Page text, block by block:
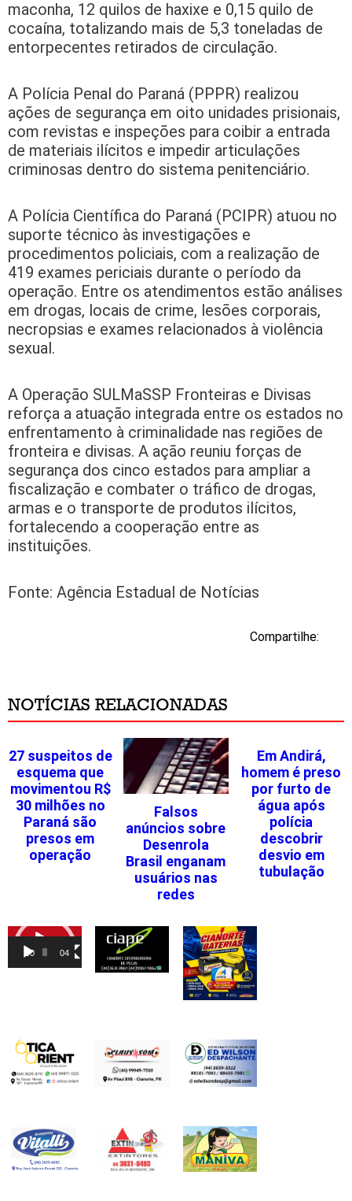
maconha, 12 quilos de haxixe e 0,15 quilo de
cocaína, totalizando mais de 5,3 toneladas de
entorpecentes retirados de circulação.
A Polícia Penal do Paraná (PPPR) realizou
ações de segurança em oito unidades prisionais,
com revistas e inspeções para coibir a entrada
de materiais ilícitos e impedir articulações
criminosas dentro do sistema penitenciário.
A Polícia Científica do Paraná (PCIPR) atuou no
suporte técnico às investigações e
procedimentos policiais, com a realização de
419 exames periciais durante o período da
operação. Entre os atendimentos estão análises
em drogas, locais de crime, lesões corporais,
necropsias e exames relacionados à violência
sexual.
A Operação SULMaSSP Fronteiras e Divisas
reforça a atuação integrada entre os estados no
enfrentamento à criminalidade nas regiões de
fronteira e divisas. A ação reuniu forças de
segurança dos cinco estados para ampliar a
fiscalização e combater o tráfico de drogas,
armas e o transporte de produtos ilícitos,
fortalecendo a cooperação entre as
instituições.
Fonte: Agência Estadual de Notícias
Compartilhe:
NOTÍCIAS RELACIONADAS
27 suspeitos de
esquema que
movimentou R$
30 milhões no
Paraná são
presos em
operação
Falsos
anúncios sobre
Desenrola
Brasil enganam
usuários nas
redes
Em Andirá,
homem é preso
por furto de
água após
polícia
descobrir
desvio em
tubulação
Tocador
00:00 04:46